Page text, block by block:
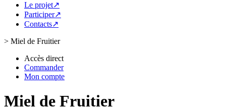
Le projet↗
Participer↗
Contacts↗
> Miel de Fruitier
Accès direct
Commander
Mon compte
Miel de Fruitier